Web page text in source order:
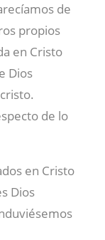
de
propios
en Cristo
Dios
de lo
en Cristo
Dios